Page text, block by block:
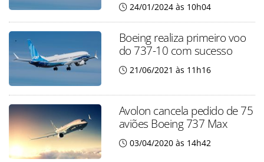
24/01/2024 às 10h04
Boeing realiza primeiro voo
do 737-10 com sucesso
21/06/2021 às 11h16
Avolon cancela pedido de 75
aviões Boeing 737 Max
03/04/2020 às 14h42